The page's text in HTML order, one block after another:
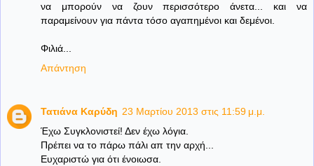
να μπορούν να ζουν περισσότερο άνετα... και να
παραμείνουν για πάντα τόσο αγαπημένοι και δεμένοι.
Φιλιά...
Απάντηση
Τατιάνα Καρύδη 23 Μαρτίου 2013 στις 11:59 μ.μ.
Έχω Συγκλονιστεί! Δεν έχω λόγια.
Πρέπει να το πάρω πάλι απ την αρχή...
Ευχαριστώ για ότι ένοιωσα.